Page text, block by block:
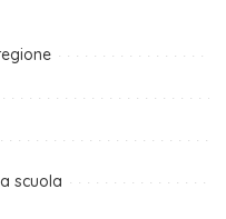
scuola